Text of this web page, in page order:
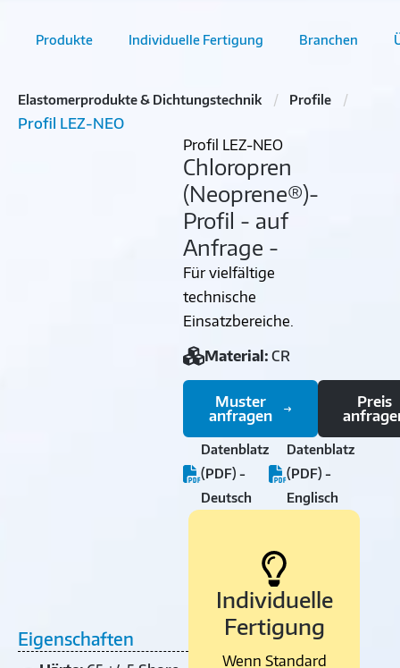
Produkte Individuelle Fertigung Branchen
Elastomerprodukte & Dichtungstechnik Profile
Profil LEZ-NEO
Profil LEZ-NEO
Chloropren
(Neoprene®)-
Profil - auf
Anfrage -
Für vielfältige
technische
Einsatzbereiche.
Material: CR
Muster
anfragen
Preis
Datenblatz
(PDF) -
Deutsch
Datenblatz
(PDF) -
Englisch
Eigenschaften
Individuelle
Fertigung
Wenn Standard